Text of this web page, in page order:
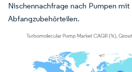
Nischennachfrage nach Pumpen
Abfangzubehörteilen.